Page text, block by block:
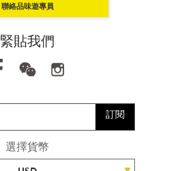
品味遊(Luxe Travel) 呈獻
讓思想去旅行 - 坦桑尼亞
品味遊(Luxe Travel) 呈獻
聯絡品味遊專員
緊貼我們
訂閱
選擇貨幣